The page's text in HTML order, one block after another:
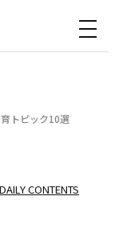
トピック10選
DAILY CONTENTS